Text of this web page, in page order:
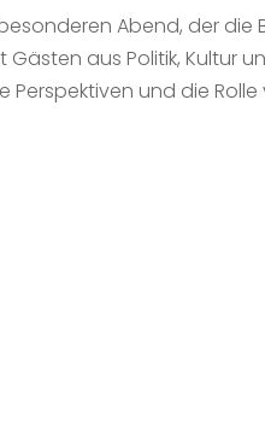
Abend, der die
aus Politik, Kultur
und die Rolle